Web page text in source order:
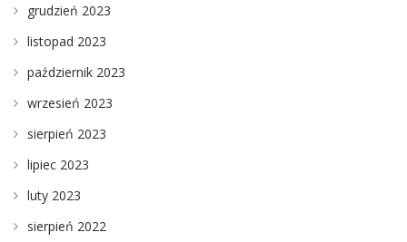
grudzień 2023
listopad 2023
październik 2023
wrzesień 2023
sierpień 2023
lipiec 2023
luty 2023
sierpień 2022